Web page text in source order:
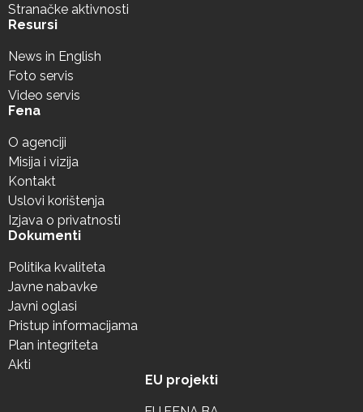
Stranačke aktivnosti
Resursi
News in English
Foto servis
Video servis
Fena
O agenciji
Misija i vizija
Kontakt
Uslovi korištenja
Izjava o privatnosti
Dokumenti
Politika kvaliteta
Javne nabavke
Javni oglasi
Pristup informacijama
Plan integriteta
Akti
EU projekti